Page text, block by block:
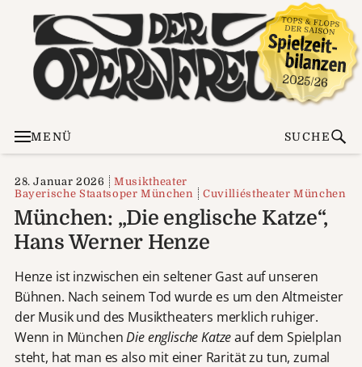
MENÜ SUCHE
28. Januar 2026
Musiktheater
Bayerische Staatsoper München
Cuvilliéstheater München
München: „Die englische Katze“,
Hans Werner Henze
Henze ist inzwischen ein seltener Gast auf unseren
Bühnen. Nach seinem Tod wurde es um den Altmeister
der Musik und des Musiktheaters merklich ruhiger.
Wenn in MünchenDie englische Katzeauf dem Spielplan
steht, hat man es also mit einer Rarität zu tun, zumal